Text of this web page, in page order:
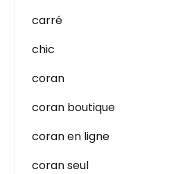
carré
chic
coran
coran boutique
coran en ligne
coran seul